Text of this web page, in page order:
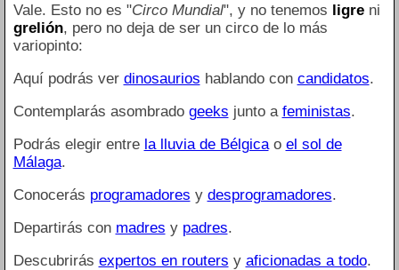
Vale. Esto no es "Circo Mundial", y no tenemos ligreni
grelión, pero no deja de ser un circo de lo más
variopinto:
Aquí podrás ver dinosaurios hablando con candidatos.
Contemplarás asombrado geeks junto a feministas.
Podrás elegir entre la lluvia de Bélgicao el sol de
Málaga.
Conocerás programadores y desprogramadores.
Departirás con madres y padres.
Descubrirás expertos en routers y aficionadas a todo.